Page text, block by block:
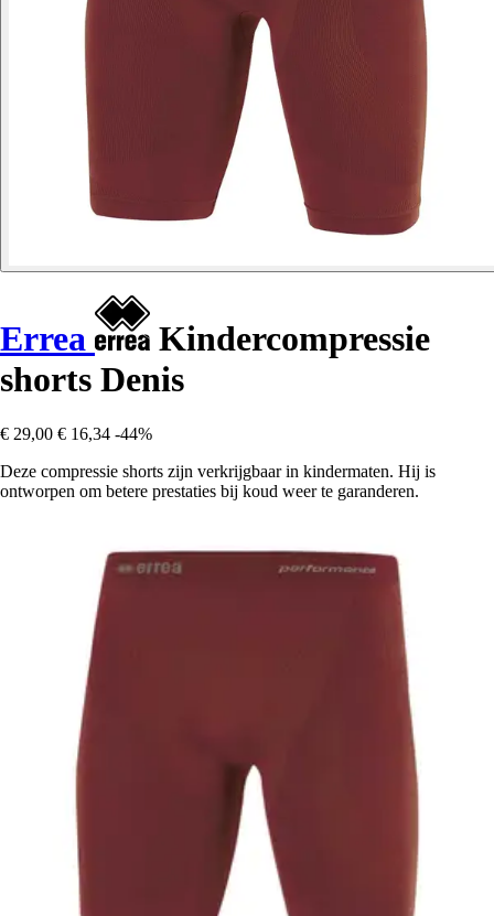
Errea
Kindercompressie
shorts Denis
€ 29,00 € 16,34 -44%
Deze compressie shorts zijn verkrijgbaar in kindermaten. Hij is
ontworpen om betere prestaties bij koud weer te garanderen.